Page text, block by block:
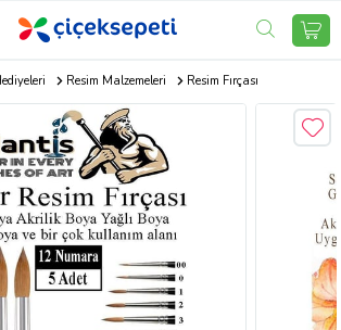
Resim Malzemeleri Resim Fırçası